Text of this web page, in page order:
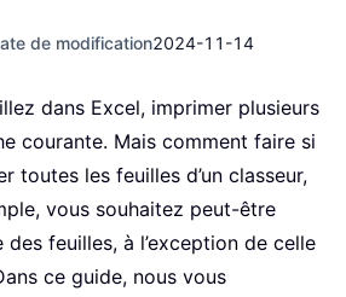
de modification2024-11-14
dans Excel, imprimer plusieurs
courante. Mais comment faire si
toutes les feuilles d’un classeur,
vous souhaitez peut-être
des feuilles, à l’exception de celle
ce guide, nous vous